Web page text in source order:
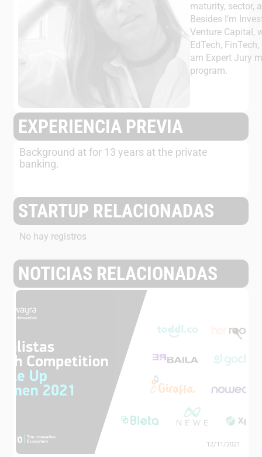
maturity, sector,
Besides I’m
Venture Capital,
EdTech,
am Expert Jury
program.
EXPERIENCIA PREVIA
Background at for 13 years at the private
banking.
STARTUP RELACIONADAS
No hay registros
NOTICIAS RELACIONADAS
12/11/2021